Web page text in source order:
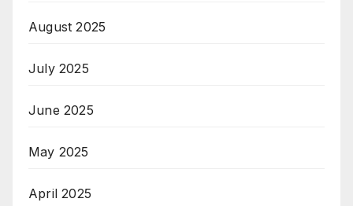
August 2025
July 2025
June 2025
May 2025
April 2025